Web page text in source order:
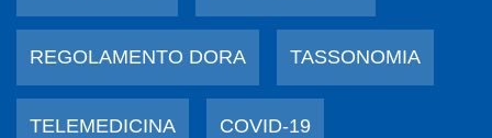
REGOLAMENTO DORA TASSONOMIA
TELEMEDICINA COVID-19